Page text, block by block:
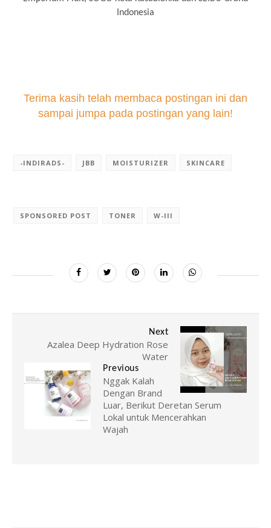
Indonesia
Terima kasih telah membaca postingan ini dan
sampai jumpa pada postingan yang lain!
-INDIRADS- JBB MOISTURIZER SKINCARE
SPONSORED POST TONER W-III
Next
Azalea Deep Hydration Rose
Water
Previous
Nggak Kalah
Dengan Brand
Luar, Berikut Deretan Serum
Lokal untuk Mencerahkan
Wajah